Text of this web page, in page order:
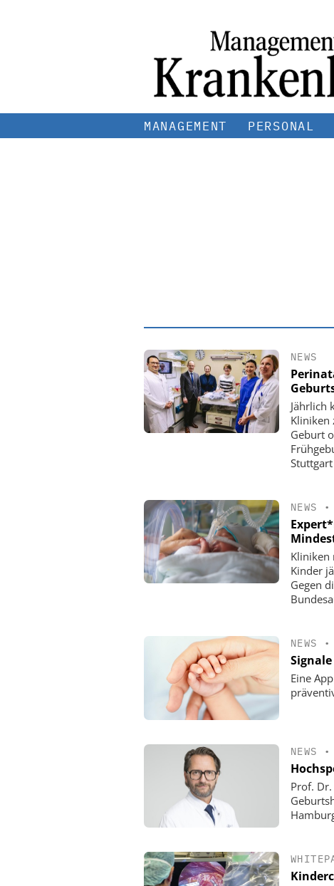
MANAGEMENT PERSONAL
NEWS
Jährlich
Kliniken
Geburt
NEWS •
Kliniken
Kinder
Gegen
NEWS •
Eine
NEWS •
Prof.
EASY SOFTWARE
Digitalisierung im
Personalmanagement:
Ordnung zur KI-fähigen